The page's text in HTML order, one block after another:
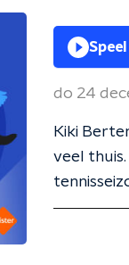
do 24
Kiki
veel